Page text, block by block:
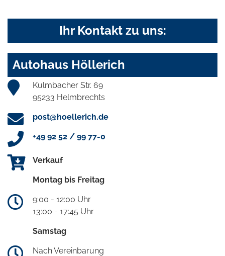
Ihr Kontakt zu uns:
Autohaus Höllerich
Kulmbacher Str. 69
95233 Helmbrechts
post@hoellerich.de
+49 92 52 / 99 77-0
Verkauf
Montag bis Freitag
9:00 - 12:00 Uhr
13:00 - 17:45 Uhr
Samstag
Nach Vereinbarung